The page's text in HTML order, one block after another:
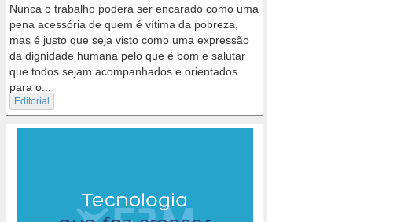
Nunca o trabalho poderá ser encarado como uma
pena acessória de quem é vítima da pobreza,
mas é justo que seja visto como uma expressão
da dignidade humana pelo que é bom e salutar
que todos sejam acompanhados e orientados
para o...
Editorial